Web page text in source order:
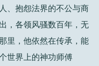
、抱怨法界的不公与商
，各领风骚数百年，无
里，他依然在传承，能
世界上的神功师傅